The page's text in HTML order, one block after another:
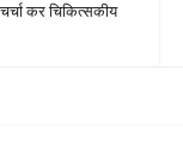
कर चिकित्सकीय